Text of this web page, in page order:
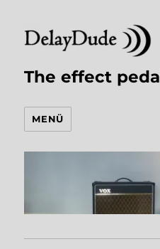
The effect
MENÜ